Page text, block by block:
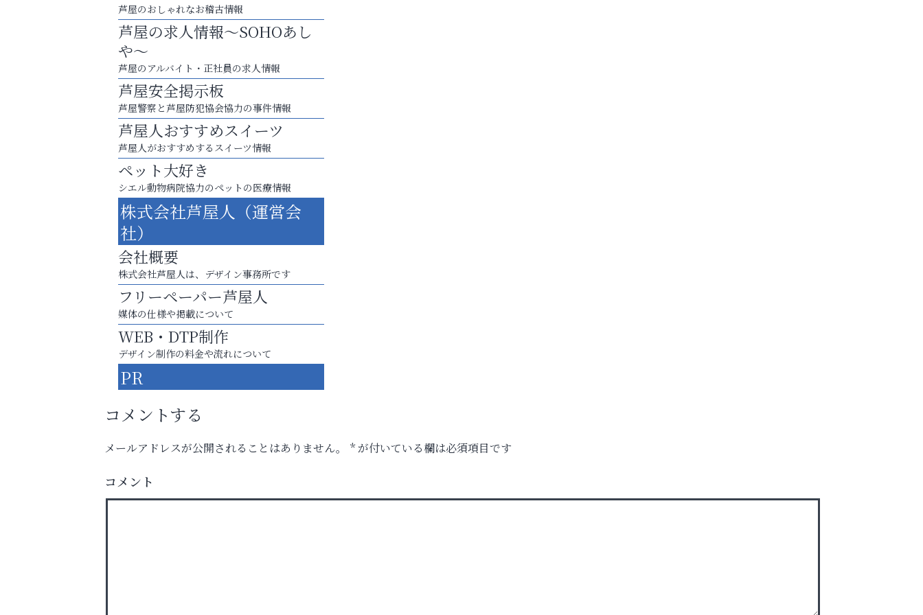
スマホは何時間までなら大丈夫？ ～スマホ時代
に知っておきたい子どもの近視対策～
便利屋ファースト
庭のお手入れから遺品整理まで
おそうじ本舗芦屋東
芦屋のおしゃれなお稽古情報
芦屋の求人情報～SOHOあし
や～
芦屋のアルバイト・正社員の求人情報
芦屋安全掲示板
芦屋警察と芦屋防犯協会協力の事件情報
芦屋人おすすめスイーツ
芦屋人がおすすめするスイーツ情報
ペット大好き
シエル動物病院協力のペットの医療情報
株式会社芦屋人（運営会
社）
会社概要
株式会社芦屋人は、デザイン事務所です
フリーペーパー芦屋人
媒体の仕様や掲載について
WEB・DTP制作
デザイン制作の料金や流れについて
PR
コメントする
メールアドレスが公開されることはありません。 *が付いている欄は必須項目です
コメント